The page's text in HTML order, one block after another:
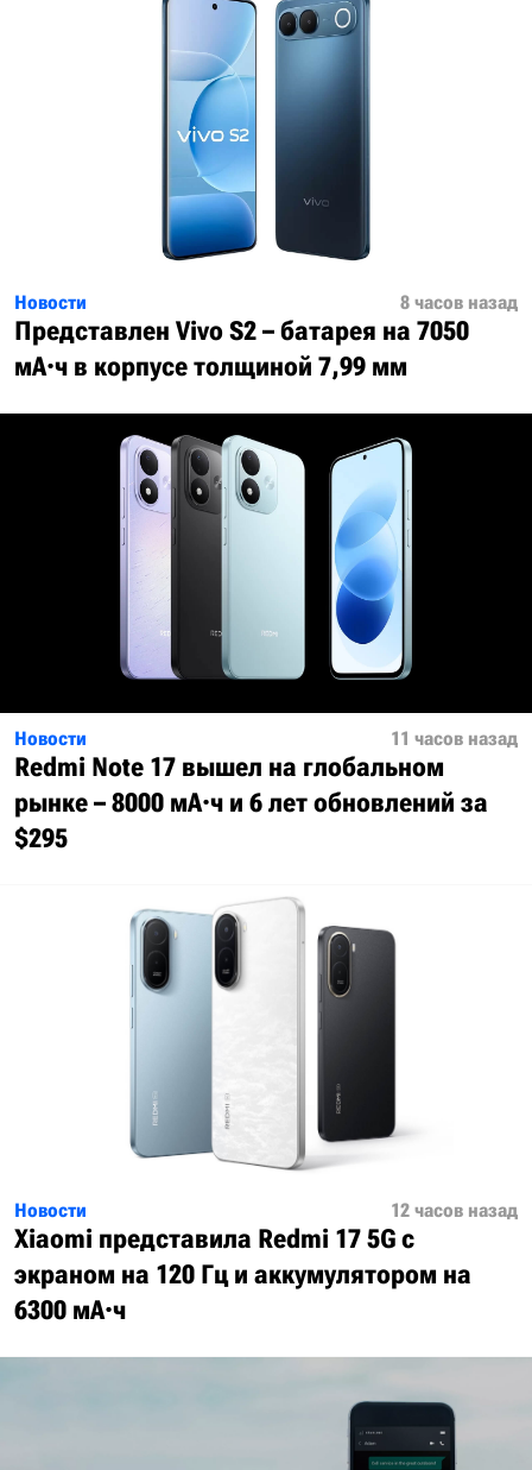
Новости 8 часов назад
Представлен Vivo S2 – батарея на 7050
мА·ч в корпусе толщиной 7,99 мм
Новости 11 часов назад
Redmi Note 17 вышел на глобальном
рынке – 8000 мА·ч и 6 лет обновлений за
$295
Новости 12 часов назад
Xiaomi представила Redmi 17 5G с
экраном на 120 Гц и аккумулятором на
6300 мА·ч